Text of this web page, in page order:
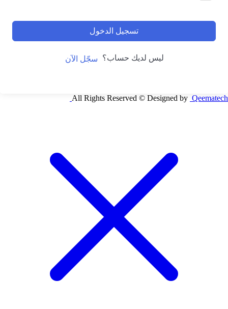
تسجيل الدخول
ليس لديك حساب؟ سجّل الآن
All Rights Reserved © Designed by Qeematech